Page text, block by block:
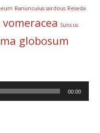
Ranunculus sardous Reseda
Suncus
globosum
00:00